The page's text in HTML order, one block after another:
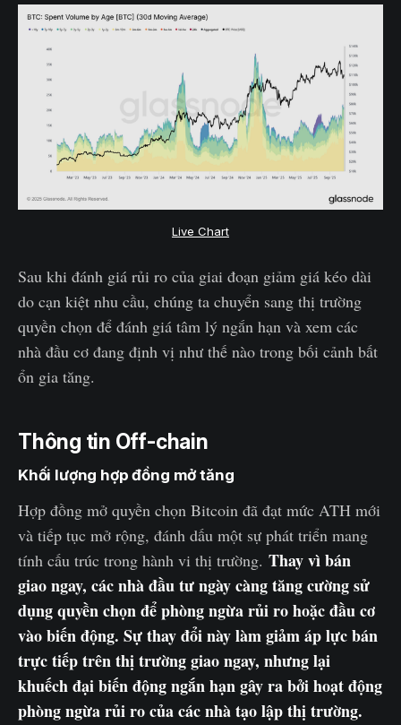
Live Chart
Sau khi đánh giá rủi ro của giai đoạn giảm giá kéo dài
do cạn kiệt nhu cầu, chúng ta chuyển sang thị trường
quyền chọn để đánh giá tâm lý ngắn hạn và xem các
nhà đầu cơ đang định vị như thế nào trong bối cảnh bất
ổn gia tăng.
Thông tin Off-chain
Khối lượng hợp đồng mở tăng
Hợp đồng mở quyền chọn Bitcoin đã đạt mức ATH mới
và tiếp tục mở rộng, đánh dấu một sự phát triển mang
tính cấu trúc trong hành vi thị trường. Thay vì bán
giao ngay, các nhà đầu tư ngày càng tăng cường sử
dụng quyền chọn để phòng ngừa rủi ro hoặc đầu cơ
vào biến động. Sự thay đổi này làm giảm áp lực bán
trực tiếp trên thị trường giao ngay, nhưng lại
khuếch đại biến động ngắn hạn gây ra bởi hoạt động
phòng ngừa rủi ro của các nhà tạo lập thị trường.